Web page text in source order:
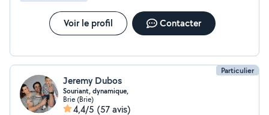
Voir le profil Contacter
Particulier
Jeremy Dubos
Souriant, dynamique,
Brie (Brie)
4,4/5 (57 avis)